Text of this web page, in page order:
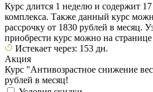
Курс длится 1 неделю и содержит
комплекса. Также данный курс
рассрочку от 1830 рублей в месяц.
приобрести курс можно на
Истекает через: 153 дн.
Акция
Курс "Антивозрастное снижение
рублей в месяц!